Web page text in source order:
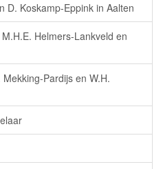
D. Koskamp-Eppink in Aalten
Helmers-Lankveld en
Pardijs en W.H.